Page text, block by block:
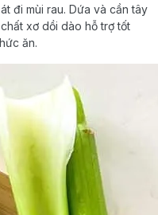
đi mùi rau. Dứa và cần tây
xơ dồi dào hỗ trợ tốt
ăn.